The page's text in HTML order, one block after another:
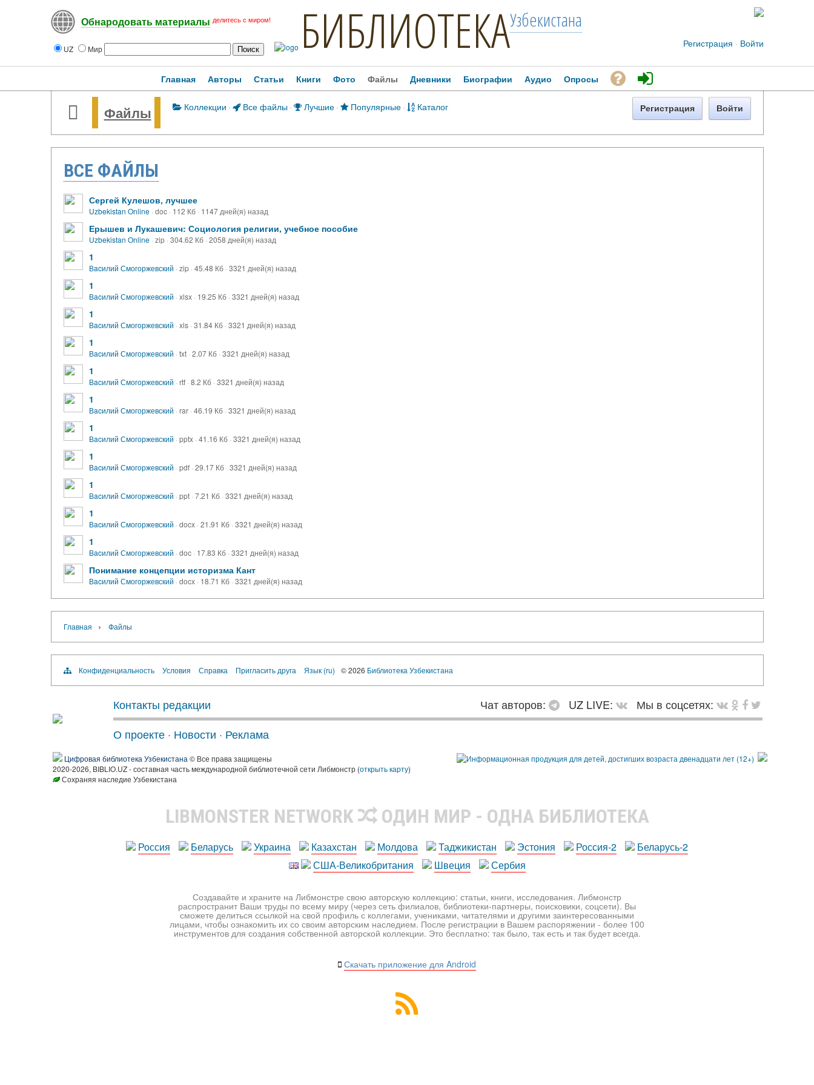
Обнародовать материалы делитесь с миром!
UZ Мир БИБЛИОТЕКАУзбекистана
Регистрация · Войти
Главная Авторы Статьи Книги Фото Файлы Дневники Биографии Аудио Опросы
Файлы Коллекции · Все файлы · Лучшие · Популярные · Каталог Регистрация Войти
ВСЕ ФАЙЛЫ
Сергей Кулешов, лучшее
Uzbekistan Online · doc · 112 Кб · 1147 дней(я) назад
Ерышев и Лукашевич: Социология религии, учебное пособие
Uzbekistan Online · zip · 304.62 Кб · 2058 дней(я) назад
1
Вacилий Смогоржевский · zip · 45.48 Кб · 3321 дней(я) назад
1
Вacилий Смогоржевский · xlsx · 19.25 Кб · 3321 дней(я) назад
1
Вacилий Смогоржевский · xls · 31.84 Кб · 3321 дней(я) назад
1
Вacилий Смогоржевский · txt · 2.07 Кб · 3321 дней(я) назад
1
Вacилий Смогоржевский · rtf · 8.2 Кб · 3321 дней(я) назад
1
Вacилий Смогоржевский · rar · 46.19 Кб · 3321 дней(я) назад
1
Вacилий Смогоржевский · pptx · 41.16 Кб · 3321 дней(я) назад
1
Вacилий Смогоржевский · pdf · 29.17 Кб · 3321 дней(я) назад
1
Вacилий Смогоржевский · ppt · 7.21 Кб · 3321 дней(я) назад
1
Вacилий Смогоржевский · docx · 21.91 Кб · 3321 дней(я) назад
1
Вacилий Смогоржевский · doc · 17.83 Кб · 3321 дней(я) назад
Понимание концепции историзма Кант
Вacилий Смогоржевский · docx · 18.71 Кб · 3321 дней(я) назад
Главная › Файлы
Конфиденциальность Условия Справка Пригласить друга Язык (ru) © 2026 Библиотека Узбекистана
Контакты редакции Чат авторов: UZ LIVE:
Мы в соцсетях:
О проекте · Новости · Реклама
Цифровая библиотека Узбекистана © Все права защищены
2020-2026, BIBLIO.UZ - составная часть международной библиотечной сети Либмонстр (открыть карту)
Сохраняя наследие Узбекистана
LIBMONSTER NETWORK ОДИН МИР - ОДНА БИБЛИОТЕКА
Россия Беларусь Украина Казахстан Молдова Таджикистан Эстония Россия-2
Беларусь-2
США-Великобритания
Швеция Сербия
Создавайте и храните на Либмонстре свою авторскую коллекцию: статьи, книги, исследования. Либмонстр
распространит Ваши труды по всему миру (через сеть филиалов, библиотеки-партнеры, поисковики, соцсети). Вы
сможете делиться ссылкой на свой профиль с коллегами, учениками, читателями и другими заинтересованными
лицами, чтобы ознакомить их со своим авторским наследием. После регистрации в Вашем распоряжении - более 100
инструментов для создания собственной авторской коллекции. Это бесплатно: так было, так есть и так будет всегда.
Скачать приложение для Android